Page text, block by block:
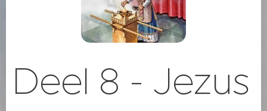
Deel 8 - Jezus